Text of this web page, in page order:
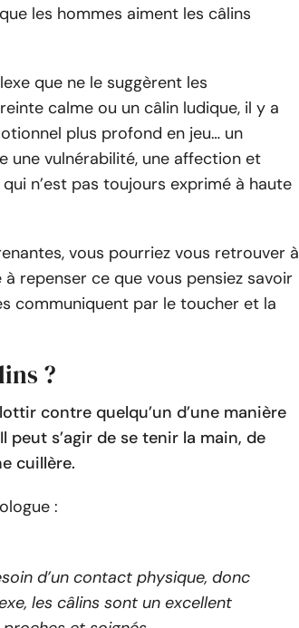
les hommes aiment les câlins
que ne le suggèrent les
calme ou un câlin ludique, il y a
plus profond en jeu… un
une vulnérabilité, une affection et
n’est pas toujours exprimé à haute
vous pourriez vous retrouver à
repenser ce que vous pensiez savoir
communiquent par le toucher et la
?
contre quelqu’un d’une manière
s’agir de se tenir la main, de
cuillère.
:
d’un contact physique, donc
les câlins sont un excellent